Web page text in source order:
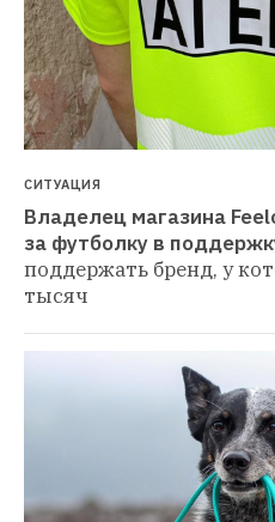
СИТУАЦИЯ
Владелец магазина
за футболку в
поддержать бренд, у
тысяч